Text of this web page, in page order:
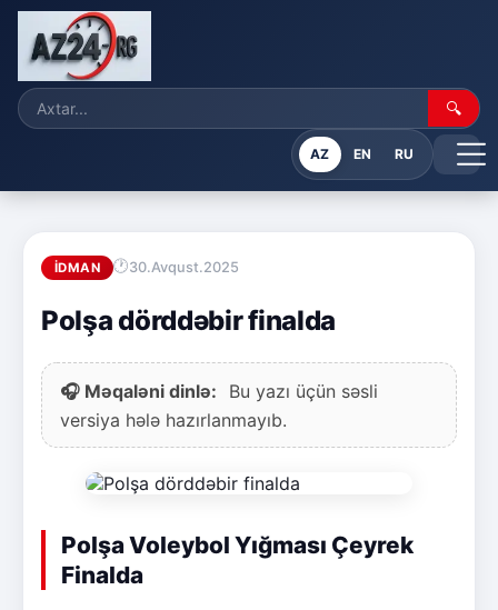
🔍
AZ EN RU
İDMAN 30.Avqust.2025
Polşa dörddəbir finalda
🎧 Məqaləni dinlə:
Bu yazı üçün səsli
versiya hələ hazırlanmayıb.
Polşa Voleybol Yığması Çeyrek
Finalda